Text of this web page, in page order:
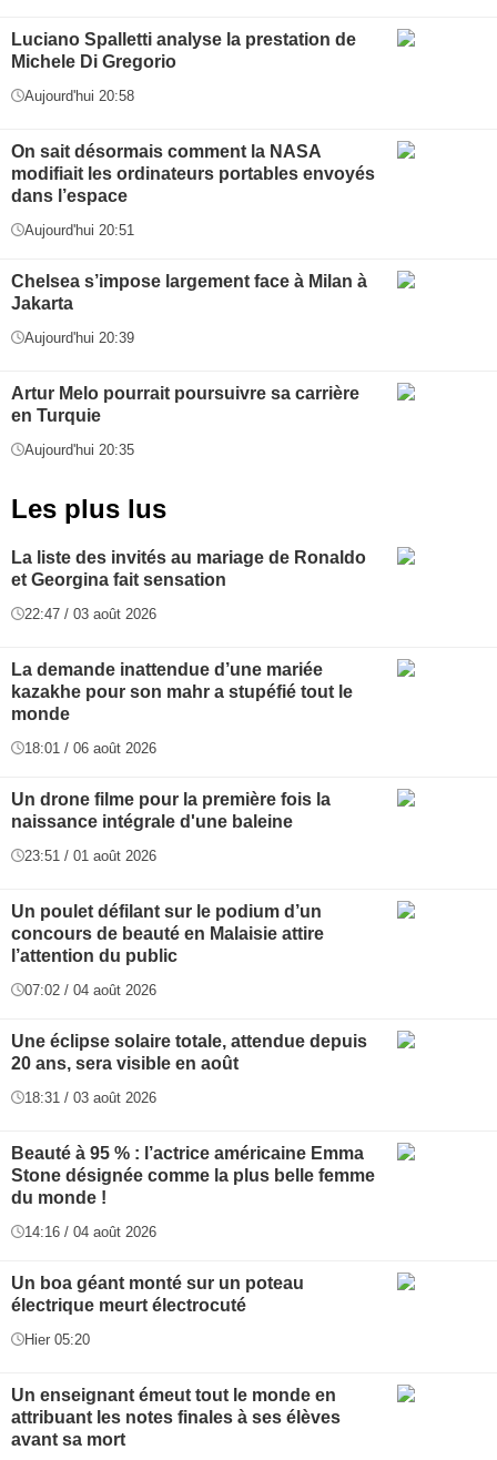
Luciano Spalletti analyse la prestation de
Michele Di Gregorio
Aujourd'hui 20:58
On sait désormais comment la NASA
modifiait les ordinateurs portables envoyés
dans l’espace
Aujourd'hui 20:51
Chelsea s’impose largement face à Milan à
Jakarta
Aujourd'hui 20:39
Artur Melo pourrait poursuivre sa carrière
en Turquie
Aujourd'hui 20:35
Les plus lus
La liste des invités au mariage de Ronaldo
et Georgina fait sensation
22:47 / 03 août 2026
La demande inattendue d’une mariée
kazakhe pour son mahr a stupéfié tout le
monde
18:01 / 06 août 2026
Un drone filme pour la première fois la
naissance intégrale d'une baleine
23:51 / 01 août 2026
Un poulet défilant sur le podium d’un
concours de beauté en Malaisie attire
l’attention du public
07:02 / 04 août 2026
Une éclipse solaire totale, attendue depuis
20 ans, sera visible en août
18:31 / 03 août 2026
Beauté à 95 % : l’actrice américaine Emma
Stone désignée comme la plus belle femme
du monde !
14:16 / 04 août 2026
Un boa géant monté sur un poteau
électrique meurt électrocuté
Hier 05:20
Un enseignant émeut tout le monde en
attribuant les notes finales à ses élèves
avant sa mort